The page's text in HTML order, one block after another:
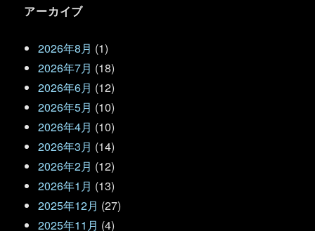
アーカイブ
2026年8月 (1)
2026年7月 (18)
2026年6月 (12)
2026年5月 (10)
2026年4月 (10)
2026年3月 (14)
2026年2月 (12)
2026年1月 (13)
2025年12月 (27)
2025年11月 (4)